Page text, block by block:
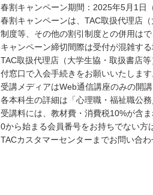
春割キャンペーン期間：2025年5月1
春割キャンペーンは、TAC取扱代理店（
制度等、その他の割引制度との併用はで
キャンペーン締切間際は受付が混雑す
TAC取扱代理店（大学生協・取扱書店
付窓口で入会手続きをお願いいたしま
受講メディアはWeb通信講座のみの開講
各本科生の詳細は「心理職・福祉職公
受講料には、教材費・消費税10%が含ま
0から始まる会員番号をお持ちでない方
TACカスタマーセンターまでお問い合わ